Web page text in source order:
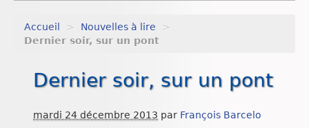
Concours de nouvelles
L’équipe de ND
Accueil > Nouvelles à lire
>
Dernier soir, sur un pont
Dernier soir, sur un pont
mardi 24 décembre 2013 par François Barcelo